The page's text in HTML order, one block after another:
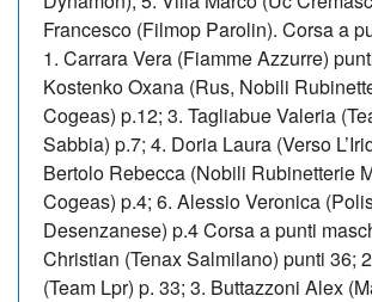
Francesco (Filmop Parolin). Corsa a
1. Carrara Vera (Fiamme Azzurre)
Kostenko Oxana (Rus, Nobili
Cogeas) p.12; 3. Tagliabue Valeria
Sabbia) p.7; 4. Doria Laura (Verso
Bertolo Rebecca (Nobili Rubinetterie
Cogeas) p.4; 6. Alessio Veronica
Desenzanese) p.4 Corsa a punti
Christian (Tenax Salmilano) punti 36;
(Team Lpr) p. 33; 3. Buttazzoni Alex